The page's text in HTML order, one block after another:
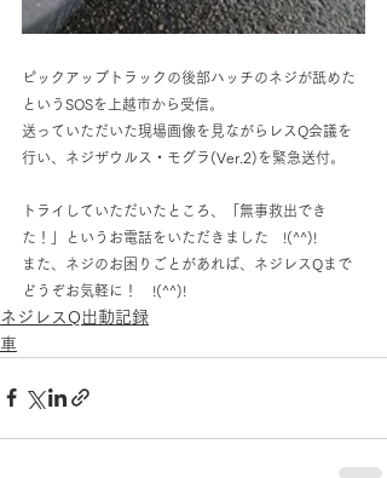
ピックアップトラックの後部ハッチのネジが舐めた
というSOSを上越市から受信。
送っていただいた現場画像を見ながらレスQ会議を
行い、ネジザウルス・モグラ(Ver.2)を緊急送付。
トライしていただいたところ、「無事救出でき
た！」というお電話をいただきました　!(^^)!
また、ネジのお困りごとがあれば、ネジレスQまで
どうぞお気軽に！　!(^^)!
ネジレスQ出動記録
車